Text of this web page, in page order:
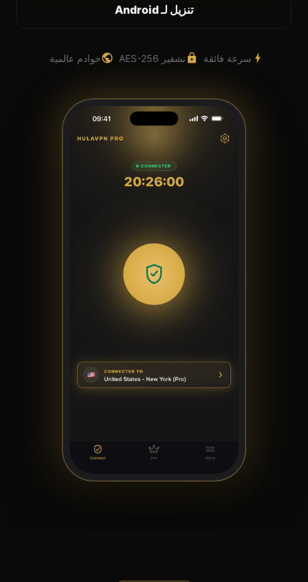
تنزيل لـ Android
سرعة فائقة تشفير AES-256 خوادم عالمية